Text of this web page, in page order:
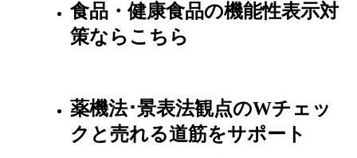
食品・健康食品の機能性表示対
策ならこちら
薬機法･景表法観点のWチェッ
クと売れる道筋をサポート